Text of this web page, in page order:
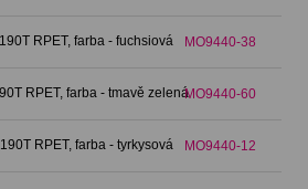
MO9440-38
MO9440-60
MO9440-12